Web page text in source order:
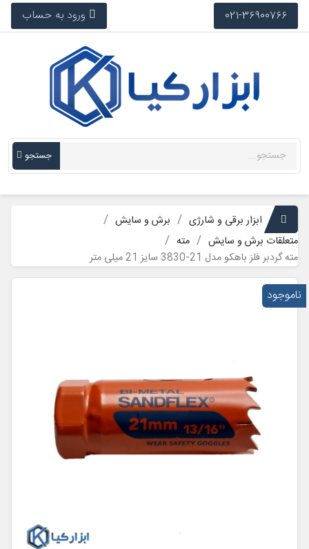
021-36900766 ورود به حساب
جستجو
ابزار برقی و شارژی
برش و سایش
متعلقات برش و سایش
مته
مته گردبر فلز باهکو مدل 21-3830 سایز 21 میلی متر
ناموجود